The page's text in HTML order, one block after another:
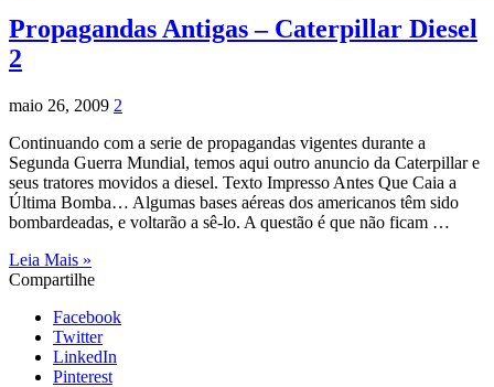
Propagandas Antigas – Caterpillar Diesel
2
maio 26, 2009 2
Continuando com a serie de propagandas vigentes durante a
Segunda Guerra Mundial, temos aqui outro anuncio da Caterpillar e
seus tratores movidos a diesel. Texto Impresso Antes Que Caia a
Última Bomba… Algumas bases aéreas dos americanos têm sido
bombardeadas, e voltarão a sê-lo. A questão é que não ficam …
Leia Mais »
Compartilhe
Facebook
Twitter
LinkedIn
Pinterest